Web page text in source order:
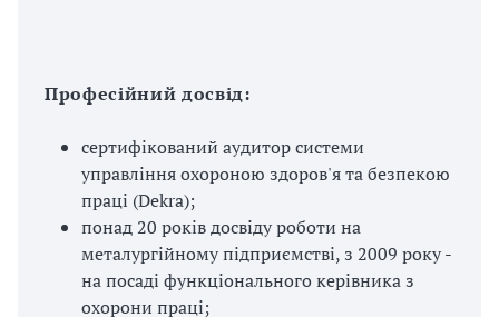
Професійний досвід:
сертифікований аудитор системи
управління охороною здоров'я та безпекою
праці (Dekra);
понад 20 років досвіду роботи на
металургійному підприємстві, з 2009 року -
на посаді функціонального керівника з
охорони праці;